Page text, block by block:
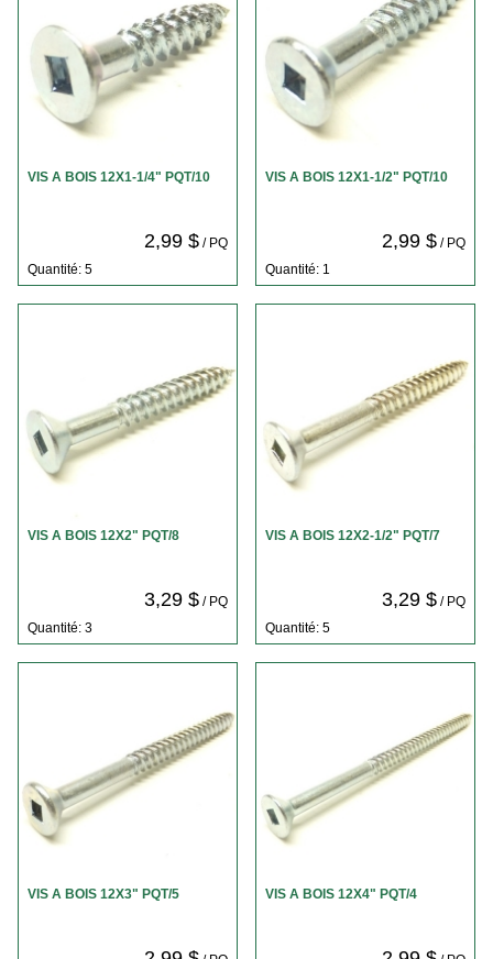
VIS A BOIS 12X1-1/4" PQT/10
2,99 $/ PQ
Quantité: 5
VIS A BOIS 12X1-1/2" PQT/10
2,99 $/ PQ
Quantité: 1
VIS A BOIS 12X2" PQT/8
3,29 $/ PQ
Quantité: 3
VIS A BOIS 12X2-1/2" PQT/7
3,29 $/ PQ
Quantité: 5
VIS A BOIS 12X3" PQT/5 VIS A BOIS 12X4" PQT/4